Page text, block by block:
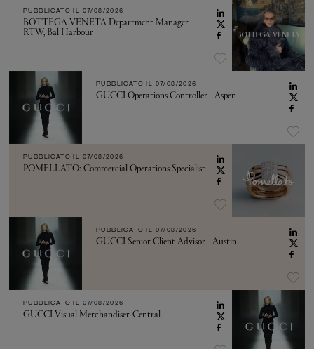
PUBBLICATO IL 07/08/2026
BOTTEGA VENETA Department Manager
RTW, Bal Harbour
PUBBLICATO IL 07/08/2026
GUCCI Operations Controller - Aspen
PUBBLICATO IL 07/08/2026
POMELLATO: Commercial Operations Specialist
PUBBLICATO IL 07/08/2026
GUCCI Senior Client Advisor - Austin
PUBBLICATO IL 07/08/2026
GUCCI Visual Merchandiser-Central